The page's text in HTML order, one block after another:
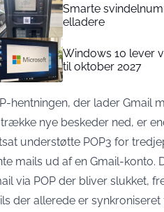
Smarte
elladere
Windows 10 lever
til oktober 2027
hentningen, der lader Gmail
nye beskeder ned, er
understøtte POP3 for
mails ud af en Gmail-konto.
via POP der bliver slukket,
der allerede er